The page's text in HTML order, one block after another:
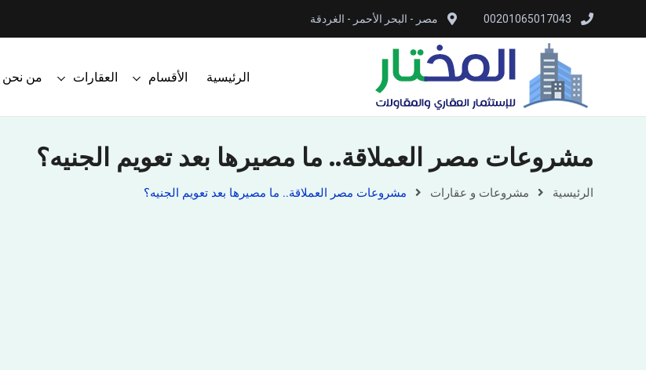
00201065017043 مصر - البحر الأحمر - الغردقة
الرئيسية الأقسام العقارات من نحن
مشروعات مصر العملاقة.. ما مصيرها بعد تعويم الجنيه؟
الرئيسية مشروعات و عقارات مشروعات مصر العملاقة.. ما مصيرها بعد تعويم الجنيه؟